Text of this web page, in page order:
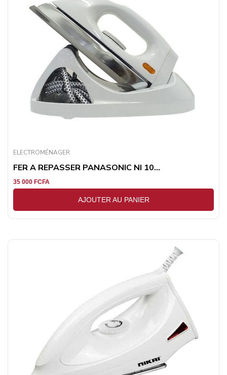
ELECTROMÉNAGER
FER A REPASSER PANASONIC NI 10...
35 000 FCFA
AJOUTER AU PANIER